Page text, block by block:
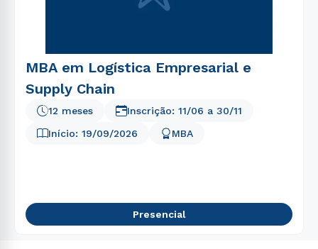
MBA em Logística Empresarial e
Supply Chain
12 meses
Início: 19/09/2026 MBA
Inscrição: 11/06 a 30/11
Presencial